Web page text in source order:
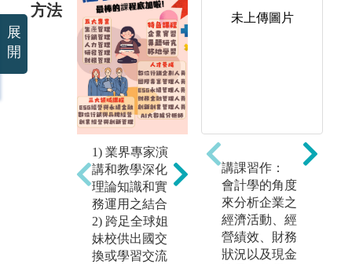
方法
1) 業界專家演
講和教學深化
理論知識和實
務運用之結合
2) 跨足全球姐
妹校供出國交
換或學習交流
未上傳圖片
個案專題競
賽：同學進行
團隊分組，每
組一位指導教
授帶領同學進
行真實企業問
未上傳圖片
講課習作：
會計學的角度
來分析企業之
經濟活動、經
營績效、財務
狀況以及現金
展
開